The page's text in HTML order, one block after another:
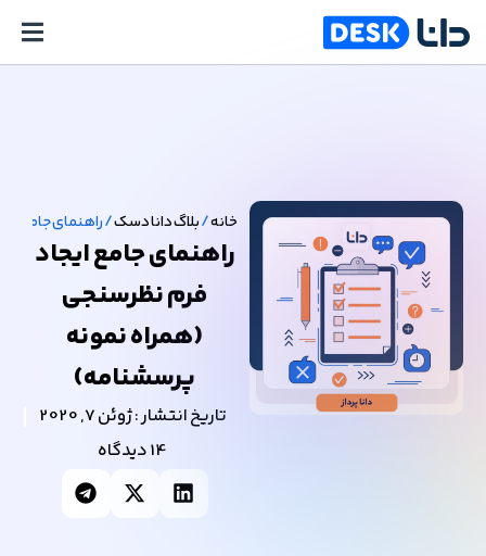
خانه/بلاگ دانا دسک/راهنمای جامع
راهنمای جامع ایجاد
فرم نظرسنجی
(همراه نمونه
پرسشنامه)
تاریخ انتشار :ژوئن 7, 2020
14 دیدگاه